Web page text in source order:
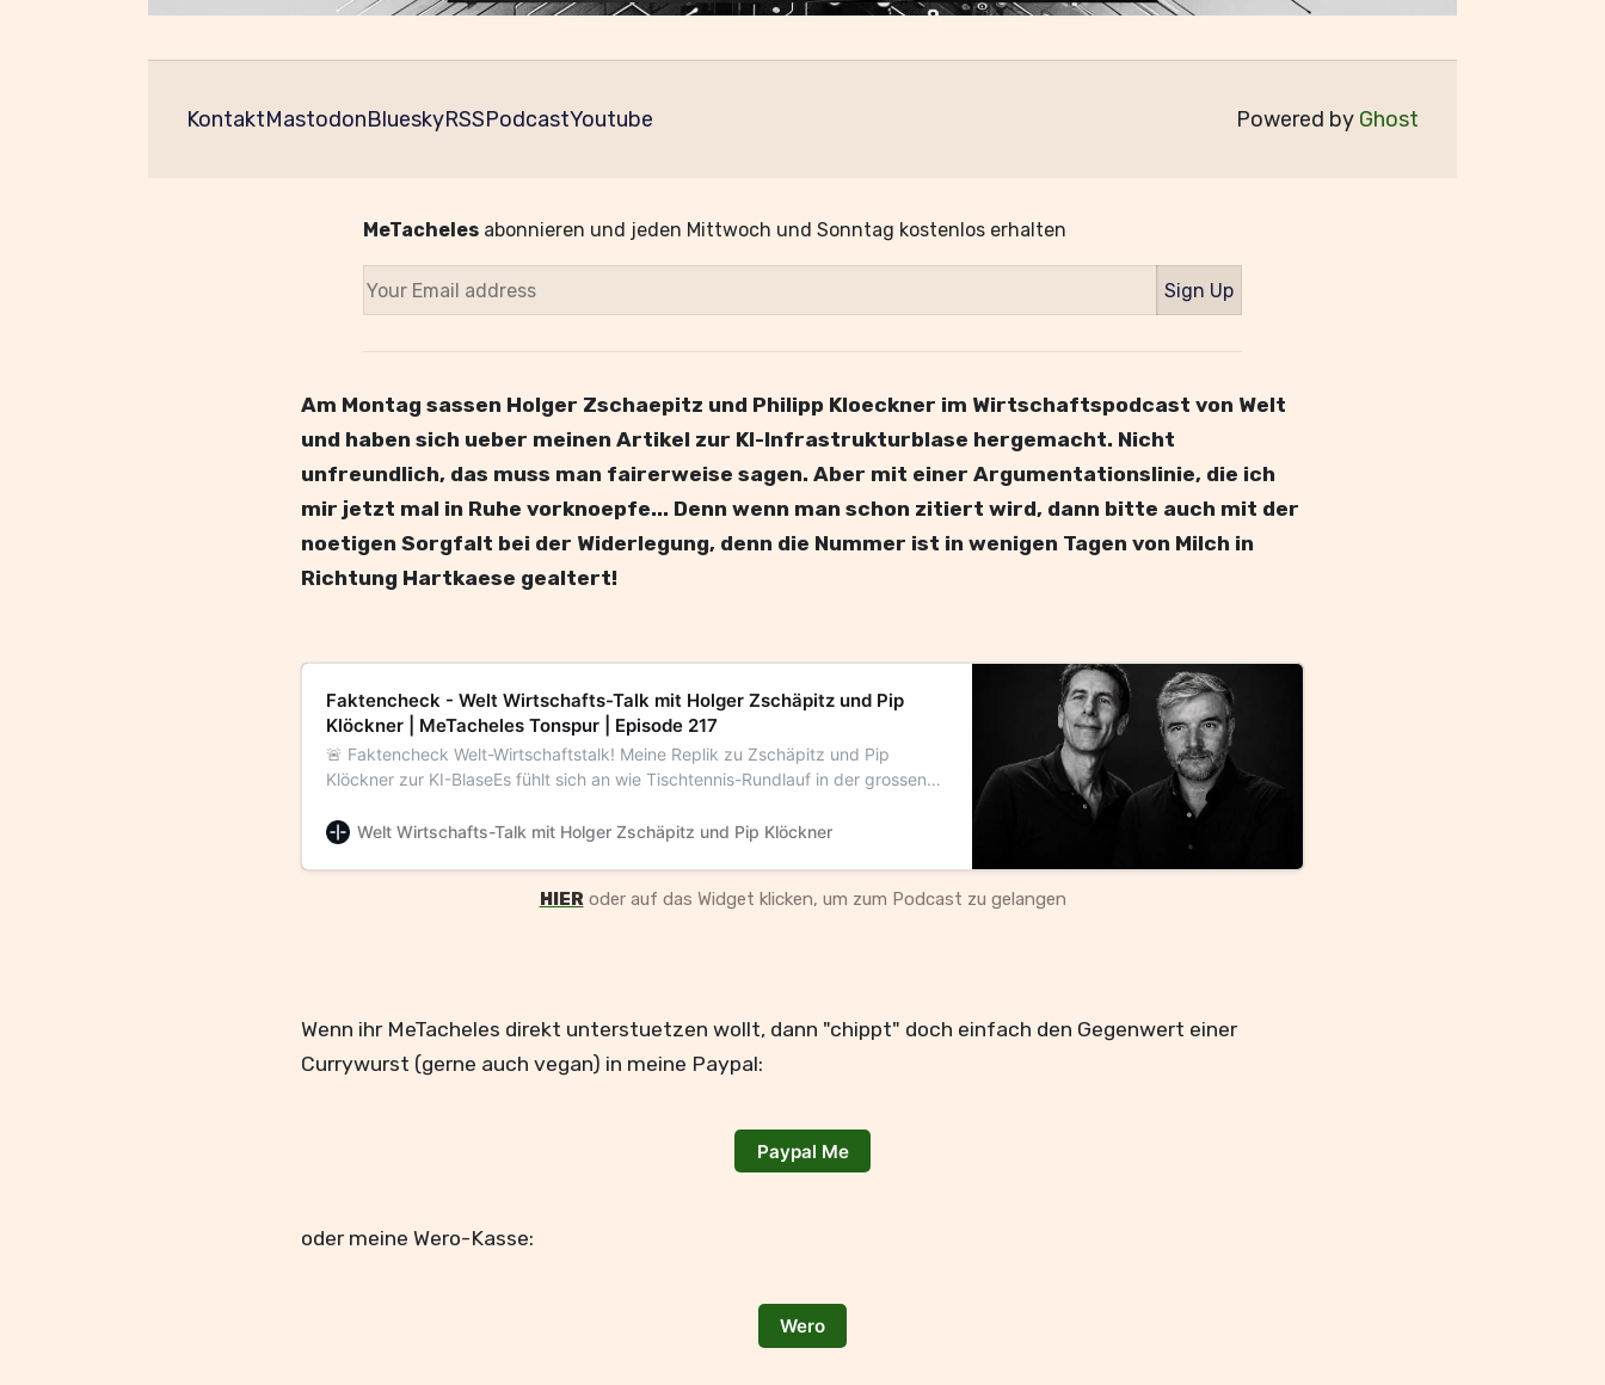
KontaktMastodonBlueskyRSSPodcastYoutube Powered by Ghost
MeTacheles abonnieren und jeden Mittwoch und Sonntag kostenlos erhalten
Sign Up
Am Montag sassen Holger Zschaepitz und Philipp Kloeckner im Wirtschaftspodcast von Welt
und haben sich ueber meinen Artikel zur KI-Infrastrukturblase hergemacht. Nicht
unfreundlich, das muss man fairerweise sagen. Aber mit einer Argumentationslinie, die ich
mir jetzt mal in Ruhe vorknoepfe... Denn wenn man schon zitiert wird, dann bitte auch mit der
noetigen Sorgfalt bei der Widerlegung, denn die Nummer ist in wenigen Tagen von Milch in
Richtung Hartkaese gealtert!
Faktencheck - Welt Wirtschafts-Talk mit Holger Zschäpitz und Pip
Klöckner | MeTacheles Tonspur | Episode 217
🚨 Faktencheck Welt-Wirtschaftstalk! Meine Replik zu Zschäpitz und Pip
Klöckner zur KI-BlaseEs fühlt sich an wie Tischtennis-Rundlauf in der grossen
und Philipp “Pip” Klöckner im Welt-Wirtschaftstalk auf seine…
Welt Wirtschafts-Talk mit Holger Zschäpitz und Pip Klöckner
HIER oder auf das Widget klicken, um zum Podcast zu gelangen
Wenn ihr MeTacheles direkt unterstuetzen wollt, dann "chippt" doch einfach den Gegenwert einer
Currywurst (gerne auch vegan) in meine Paypal:
Paypal Me
oder meine Wero-Kasse:
Wero